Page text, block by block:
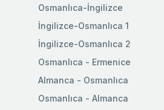
Osmanlıca-İngilizce
İngilizce-Osmanlıca 1
İngilizce-Osmanlıca 2
Osmanlıca - Ermenice
Almanca - Osmanlıca
Osmanlıca - Almanca